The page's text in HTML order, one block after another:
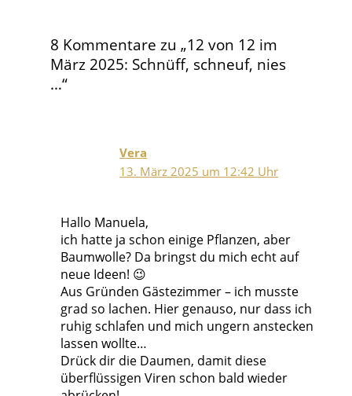
8 Kommentare zu „12 von 12 im
März 2025: Schnüff, schneuf, nies
…“
Vera
13. März 2025 um 12:42 Uhr
Hallo Manuela,
ich hatte ja schon einige Pflanzen, aber
Baumwolle? Da bringst du mich echt auf
neue Ideen! 😉
Aus Gründen Gästezimmer – ich musste
grad so lachen. Hier genauso, nur dass ich
ruhig schlafen und mich ungern anstecken
lassen wollte…
Drück dir die Daumen, damit diese
überflüssigen Viren schon bald wieder